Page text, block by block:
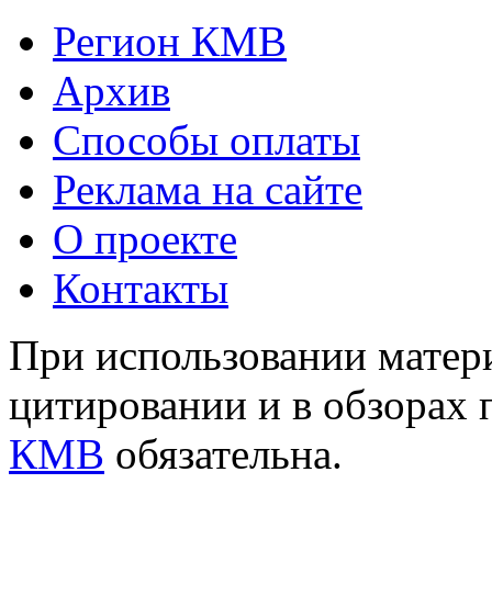
Регион КМВ
Архив
Способы оплаты
Реклама на сайте
О проекте
Контакты
При использовании
цитировании и в обзорах
КМВ обязательна.